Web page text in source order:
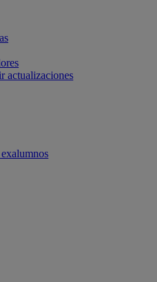
actualizaciones